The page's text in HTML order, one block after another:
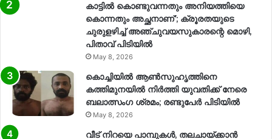
കാട്ടിൽ കൊണ്ടുവന്നതും അനിയത്തിയെ
കൊന്നതും അച്ഛനാണ്’; ക്രൂരതയുടെ
ചുരുളഴിച്ച് അഞ്ചുവയസുകാരന്റെ മൊഴി,
പിതാവ് പിടിയിൽ
May 8, 2026
കൊച്ചിയിൽ ആൺസുഹൃത്തിനെ
കത്തിമുനയിൽ നിർത്തി യുവതിക്ക് നേരെ
ബലാത്സംഗ​ ശ്രമം; രണ്ടുപേർ പിടിയിൽ
May 8, 2026
വീട് നിറയെ പാമ്പുകൾ, തലചായ്ക്കാൻ